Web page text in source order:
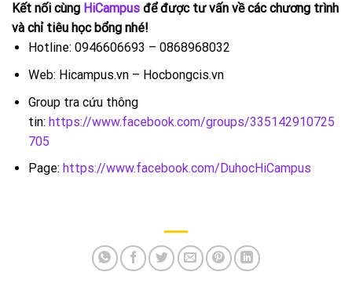
Kết nối cùng HiCampus để được tư vấn về các chương trình
và chỉ tiêu học bổng nhé!
Hotline: 0946606693 – 0868968032
Web: Hicampus.vn – Hocbongcis.vn
Group tra cứu thông
tin: https://www.facebook.com/groups/335142910725
705
Page: https://www.facebook.com/DuhocHiCampus